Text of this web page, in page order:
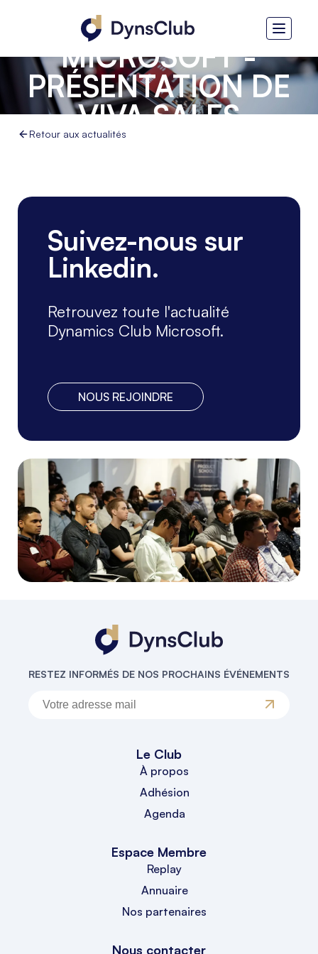
MICROSOFT -
PRÉSENTATION DE
VIVA SALES
Retour aux actualités
Suivez-nous sur
Linkedin.
Retrouvez toute l'actualité
Dynamics Club Microsoft.
NOUS REJOINDRE
RESTEZ INFORMÉS DE NOS PROCHAINS ÉVÉNEMENTS
Le Club
À propos
Adhésion
Agenda
Espace Membre
Replay
Annuaire
Nos partenaires
Nous contacter